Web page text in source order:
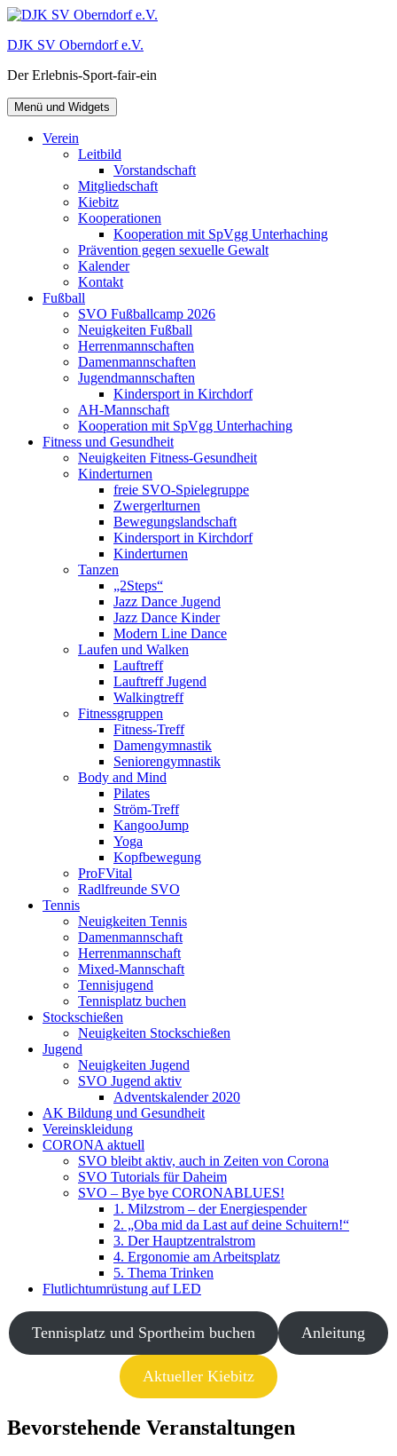
Zum
springen
DJK SV Oberndorf e.V.
Der Erlebnis-Sport-fair-ein
Menü und Widgets
Verein
Leitbild
Vorstandschaft
Mitgliedschaft
Kiebitz
Kooperationen
Kooperation mit SpVgg Unterhaching
Prävention gegen sexuelle Gewalt
Kalender
Kontakt
Fußball
SVO Fußballcamp 2026
Neuigkeiten Fußball
Herrenmannschaften
Damenmannschaften
Jugendmannschaften
Kindersport in Kirchdorf
AH-Mannschaft
Kooperation mit SpVgg Unterhaching
Fitness und Gesundheit
Neuigkeiten Fitness-Gesundheit
Kinderturnen
freie SVO-Spielegruppe
Zwergerlturnen
Bewegungslandschaft
Kindersport in Kirchdorf
Kinderturnen
Tanzen
„2Steps“
Jazz Dance Jugend
Jazz Dance Kinder
Modern Line Dance
Laufen und Walken
Lauftreff
Lauftreff Jugend
Walkingtreff
Fitnessgruppen
Fitness-Treff
Damengymnastik
Seniorengymnastik
Body and Mind
Pilates
Ström-Treff
KangooJump
Yoga
Kopfbewegung
ProFVital
Radlfreunde SVO
Tennis
Neuigkeiten Tennis
Damenmannschaft
Herrenmannschaft
Mixed-Mannschaft
Tennisjugend
Tennisplatz buchen
Stockschießen
Neuigkeiten Stockschießen
Jugend
Neuigkeiten Jugend
SVO Jugend aktiv
Adventskalender 2020
AK Bildung und Gesundheit
Vereinskleidung
CORONA aktuell
SVO bleibt aktiv, auch in Zeiten von Corona
SVO Tutorials für Daheim
SVO – Bye bye CORONABLUES!
1. Milzstrom – der Energiespender
2. „Oba mid da Last auf deine Schuitern!“
3. Der Hauptzentralstrom
4. Ergonomie am Arbeitsplatz
5. Thema Trinken
Flutlichtumrüstung auf LED
Tennisplatz und Sportheim buchen Anleitung
Aktueller Kiebitz
Bevorstehende Veranstaltungen